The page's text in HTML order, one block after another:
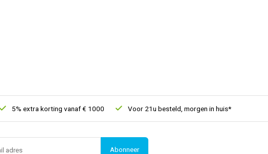
5% extra korting vanaf € 1000 Voor 21u besteld, morgen in huis*
Abonneer